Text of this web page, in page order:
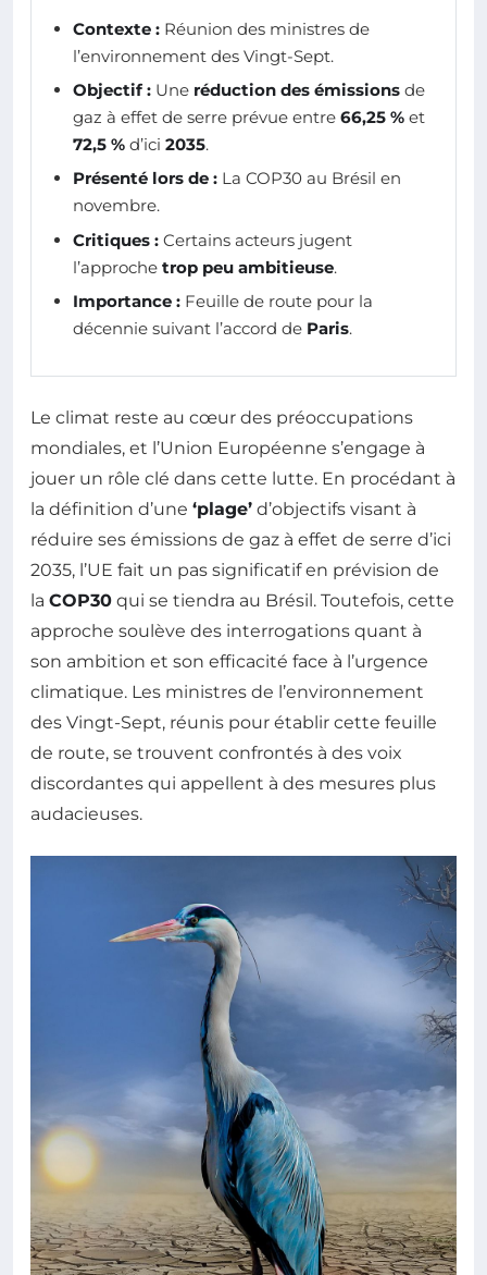
Contexte : Réunion des ministres de
l’environnement des Vingt-Sept.
Objectif : Une réduction des émissions de
gaz à effet de serre prévue entre 66,25 % et
72,5 % d’ici 2035.
Présenté lors de : La COP30 au Brésil en
novembre.
Critiques : Certains acteurs jugent
l’approche trop peu ambitieuse.
Importance : Feuille de route pour la
décennie suivant l’accord de Paris.
Le climat reste au cœur des préoccupations
mondiales, et l’Union Européenne s’engage à
jouer un rôle clé dans cette lutte. En procédant à
la définition d’une ‘plage’ d’objectifs visant à
réduire ses émissions de gaz à effet de serre d’ici
2035, l’UE fait un pas significatif en prévision de
la COP30 qui se tiendra au Brésil. Toutefois, cette
approche soulève des interrogations quant à
son ambition et son efficacité face à l’urgence
climatique. Les ministres de l’environnement
des Vingt-Sept, réunis pour établir cette feuille
de route, se trouvent confrontés à des voix
discordantes qui appellent à des mesures plus
audacieuses.